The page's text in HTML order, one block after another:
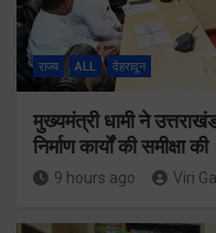
राज्य ALL देहरादून
मुख्यमंत्री धामी ने
निर्माण कार्यों की समीक्षा की
9 hours ago Viri